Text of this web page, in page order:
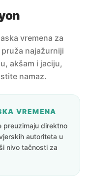
vremena za
najažurniji
akšam i jaciju,
namaz.
VREMENA
preuzimaju direktno
autoriteta u
nivo tačnosti za